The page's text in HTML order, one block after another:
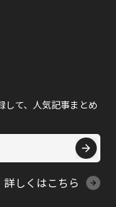
して、人気記事まとめ
詳しくはこちら